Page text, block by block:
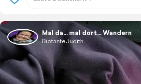
Mal da... mal dort... Wandern
BiotanteJudith